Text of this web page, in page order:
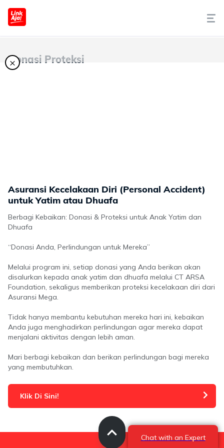
Artikel
Donasi Proteksi
Asuransi Kecelakaan Diri (Personal Accident)
untuk Yatim atau Dhuafa
Berbagi Kebaikan: Donasi & Proteksi untuk Anak Yatim dan
Dhuafa
“Donasi Anda, Perlindungan untuk Mereka”
Melalui program ini, setiap donasi yang Anda berikan akan
disalurkan kepada anak yatim dan dhuafa melalui CT ARSA
Foundation, sekaligus memberikan proteksi kecelakaan diri dari
Asuransi Mega.
Tidak hanya membantu kebutuhan mereka hari ini, kebaikan
Anda juga menghadirkan perlindungan agar mereka dapat
menjalani aktivitas dengan lebih aman.
Mari berbagi kebaikan dan berikan perlindungan bagi mereka
yang membutuhkan.
Klik Di Sini!
×
Chat with an Expert